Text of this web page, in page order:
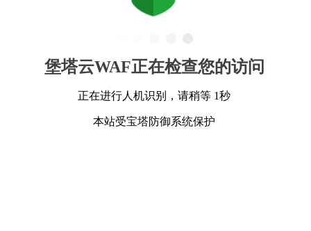
堡塔云WAF正在检查您的访问
正在进行人机识别，请稍等 1秒
本站受宝塔防御系统保护